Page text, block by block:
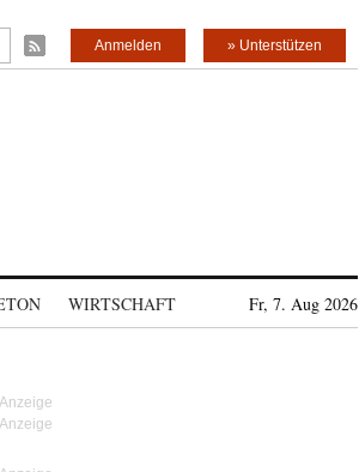
» Unterstützen
Anmelden
WIRTSCHAFT Fr, 7. Aug 2026